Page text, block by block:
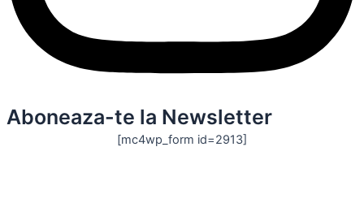
Aboneaza-te la Newsletter
[mc4wp_form id=2913]